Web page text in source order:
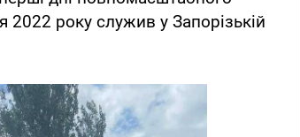
2022 року служив у Запорізькій